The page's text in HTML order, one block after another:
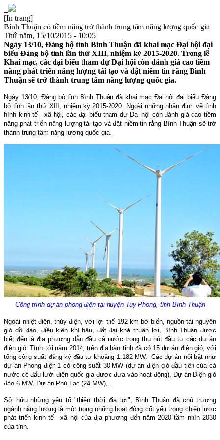
[In trang]
Bình Thuận có tiềm năng trở thành trung tâm năng lượng quốc gia
Thứ năm, 15/10/2015 - 10:05
Ngày 13/10, Đảng bộ tỉnh Bình Thuận đã khai mạc Đại hội đại
biểu Đảng bộ tỉnh lần thứ XIII, nhiệm kỳ 2015-2020. Trong lễ
Khai mạc, các đại biểu tham dự Đại hội còn đánh giá cao tiềm
năng phát triển năng lượng tái tạo và đặt niềm tin rằng Bình
Thuận sẽ trở thành trung tâm năng lượng quốc gia.
Ngày 13/10, Đảng bộ tỉnh Bình Thuận đã khai mạc Đại hội đại biểu Đảng
bộ tỉnh lần thứ XIII, nhiệm kỳ 2015-2020. Ngoài những nhận định về tình
hình kinh tế - xã hội, các đại biểu tham dự Đại hội còn đánh giá cao tiềm
năng phát triển năng lượng tái tạo và đặt niềm tin rằng Bình Thuận sẽ trở
thành trung tâm năng lượng quốc gia.
Công trình dự án phong điện tại huyện Tuy Phong, tỉnh Bình Thuận
Ngoài nhiệt điện, thủy điện, với lợi thế 192 km bờ biển, nguồn tài nguyên
gió dồi dào, điều kiện khí hậu, đất đai khá thuận lợi, Bình Thuận được
biết đến là địa phương dẫn đầu cả nước trong thu hút đầu tư các dự án
điện gió. Tính tới năm 2014, trên địa bàn tỉnh đã có 15 dự án điện gió, với
tổng công suất đăng ký đầu tư khoảng 1.182 MW. Các dự án nổi bật như
dự án Phong điện 1 có công suất 30 MW (dự án điện gió đầu tiên của cả
nước có đấu lưới điện quốc gia được đưa vào hoạt động), Dự án Điện gió
đảo 6 MW, Dự án Phú Lạc (24 MW),...
Sở hữu những yếu tố "thiên thời địa lợi", Bình Thuận đã chủ trương
ngành năng lượng là một trong những hoạt động cốt yếu trong chiến lược
phát triển kinh tế - xã hội của địa phương đến năm 2020 tầm nhìn 2030
của tỉnh.